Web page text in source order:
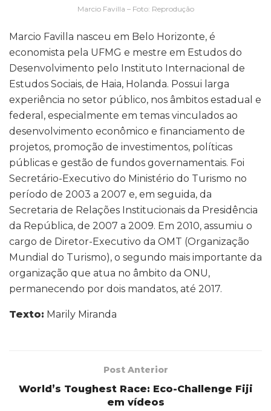
Marcio Favilla – Foto: Reprodução
Marcio Favilla nasceu em Belo Horizonte, é
economista pela UFMG e mestre em Estudos do
Desenvolvimento pelo Instituto Internacional de
Estudos Sociais, de Haia, Holanda. Possui larga
experiência no setor público, nos âmbitos estadual e
federal, especialmente em temas vinculados ao
desenvolvimento econômico e financiamento de
projetos, promoção de investimentos, políticas
públicas e gestão de fundos governamentais. Foi
Secretário-Executivo do Ministério do Turismo no
período de 2003 a 2007 e, em seguida, da
Secretaria de Relações Institucionais da Presidência
da República, de 2007 a 2009. Em 2010, assumiu o
cargo de Diretor-Executivo da OMT (Organização
Mundial do Turismo), o segundo mais importante da
organização que atua no âmbito da ONU,
permanecendo por dois mandatos, até 2017.
Texto: Marily Miranda
Post Anterior
World’s Toughest Race: Eco-Challenge Fiji
em vídeos